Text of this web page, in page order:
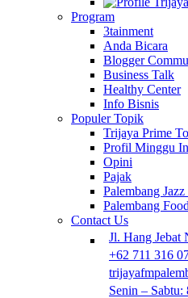
Program
3tainment
Anda Bicara
Blogger
Business Talk
Healthy Center
Info Bisnis
Populer Topik
Trijaya Prime
Profil Minggu
Opini
Pajak
Palembang
Palembang
Contact Us
Jl. Hang Jebat
+62 711 316
Senin –